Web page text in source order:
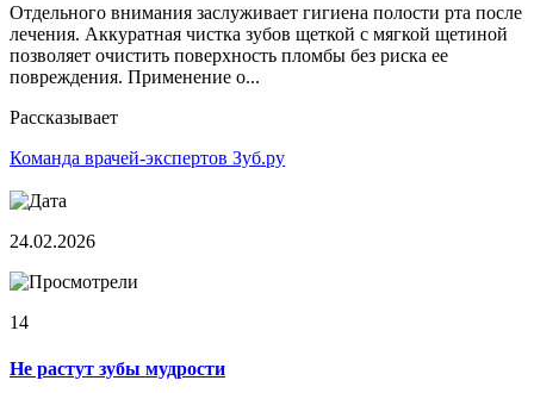
Отдельного внимания заслуживает гигиена полости рта после
лечения. Аккуратная чистка зубов щеткой с мягкой щетиной
позволяет очистить поверхность пломбы без риска ее
повреждения. Применение о...
Рассказывает
Команда врачей-экспертов Зуб.ру
24.02.2026
14
Не растут зубы мудрости